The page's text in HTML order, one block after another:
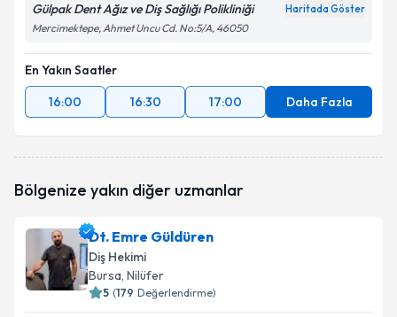
Gülpak Dent Ağız ve Diş Sağlığı Polikliniği Haritada Göster
Mercimektepe, Ahmet Uncu Cd. No:5/A, 46050
En Yakın Saatler
16:00
16:30 17:00 Daha Fazla
Bölgenize yakın diğer uzmanlar
Dt. Emre Güldüren
Diş Hekimi
Bursa, Nilüfer
5 (179 Değerlendirme)